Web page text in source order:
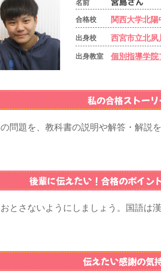
名前
合格校 関西大学北陽
出身校 西宮市立北夙
出身教室 個別指導学院
私の合格ストーリ
問題を、教科書の説明や解答・解説
後輩に伝えたい！ 合格のポイン
とさないようにしましょう。国語は
伝えたい感謝の気